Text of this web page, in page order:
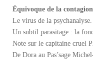
Équivoque de la contagion
Le virus de la
Un subtil parasitage : la
Note sur le capitaine cruel
De Dora au Pas’sage